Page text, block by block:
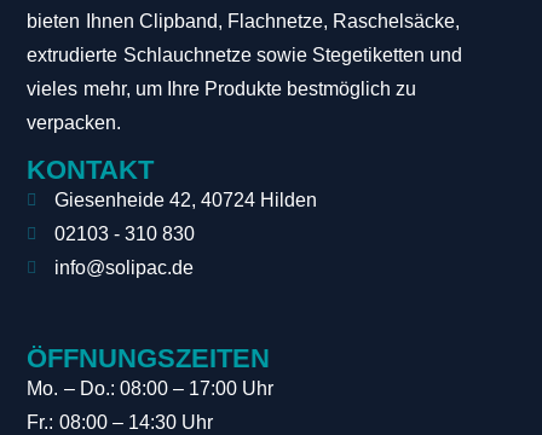
bieten Ihnen Clipband, Flachnetze, Raschelsäcke,
extrudierte Schlauchnetze sowie Stegetiketten und
vieles mehr, um Ihre Produkte bestmöglich zu
verpacken.
KONTAKT
Giesenheide 42, 40724 Hilden
02103 - 310 830
info@solipac.de
ÖFFNUNGSZEITEN
Mo. – Do.: 08:00 – 17:00 Uhr
Fr.: 08:00 – 14:30 Uhr